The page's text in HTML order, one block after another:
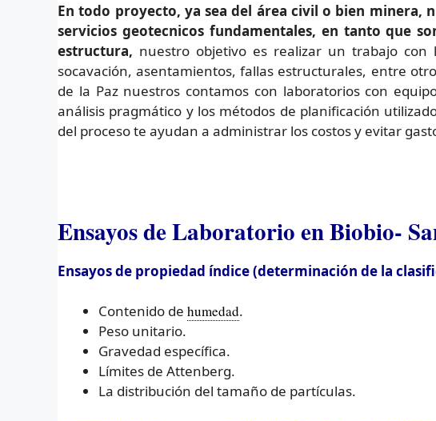
En todo proyecto, ya sea del área civil o bien minera,
servicios geotecnicos fundamentales, en tanto que
estructura, nuestro objetivo es realizar un trabajo con
socavación, asentamientos, fallas estructurales, entre
de la Paz nuestros contamos con laboratorios con
análisis pragmático y los métodos de planificación
del proceso te ayudan a administrar los costos y evitar
Ensayos de Laboratorio en Biobio-
Ensayos de propiedad índice (determinación de la
Contenido de humedad.
Peso unitario.
Gravedad específica.
Límites de Attenberg.
La distribución del tamaño de partículas.